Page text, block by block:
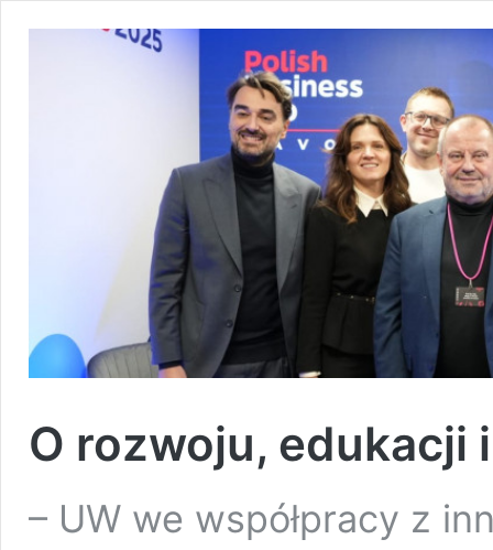
O rozwoju, edukacji
– UW we współpracy z